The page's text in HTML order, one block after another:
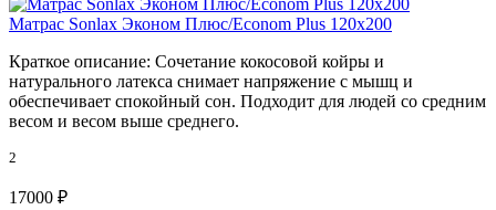
Матрас Sonlax Эконом Плюс/Econom Plus 120x200
Краткое описание: Сочетание кокосовой койры и
натурального латекса снимает напряжение с мышц и
обеспечивает спокойный сон. Подходит для людей со средним
весом и весом выше среднего.
2
17000 ₽